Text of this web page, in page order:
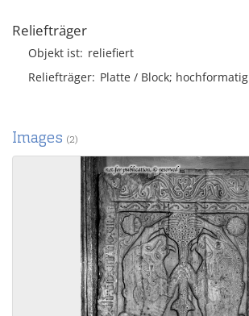
Reliefträger
Objekt ist reliefiert
Reliefträger Platte / Block; hochformatig
Images (2)